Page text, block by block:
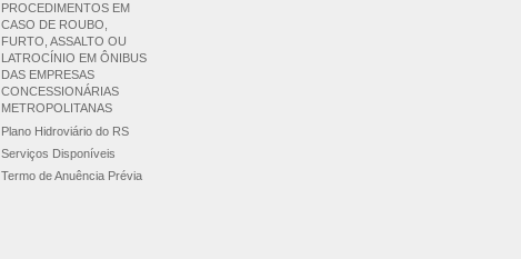
PROCEDIMENTOS EM
CASO DE ROUBO,
FURTO, ASSALTO OU
LATROCÍNIO EM ÔNIBUS
DAS EMPRESAS
CONCESSIONÁRIAS
METROPOLITANAS
Plano Hidroviário do RS
Serviços Disponíveis
Termo de Anuência Prévia